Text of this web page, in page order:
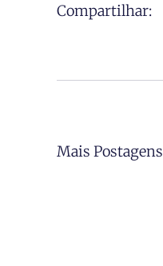
Compartilhar:
Mais Postagens